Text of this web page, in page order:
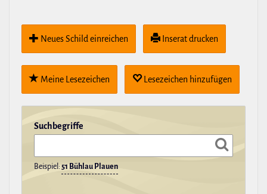
Neues Schild ein­rei­chen Inserat drucken
Meine Lese­zei­chen Lese­zei­chen hin­zu­fügen
Such­be­griffe
Beispiel: 51 Bühlau Plauen